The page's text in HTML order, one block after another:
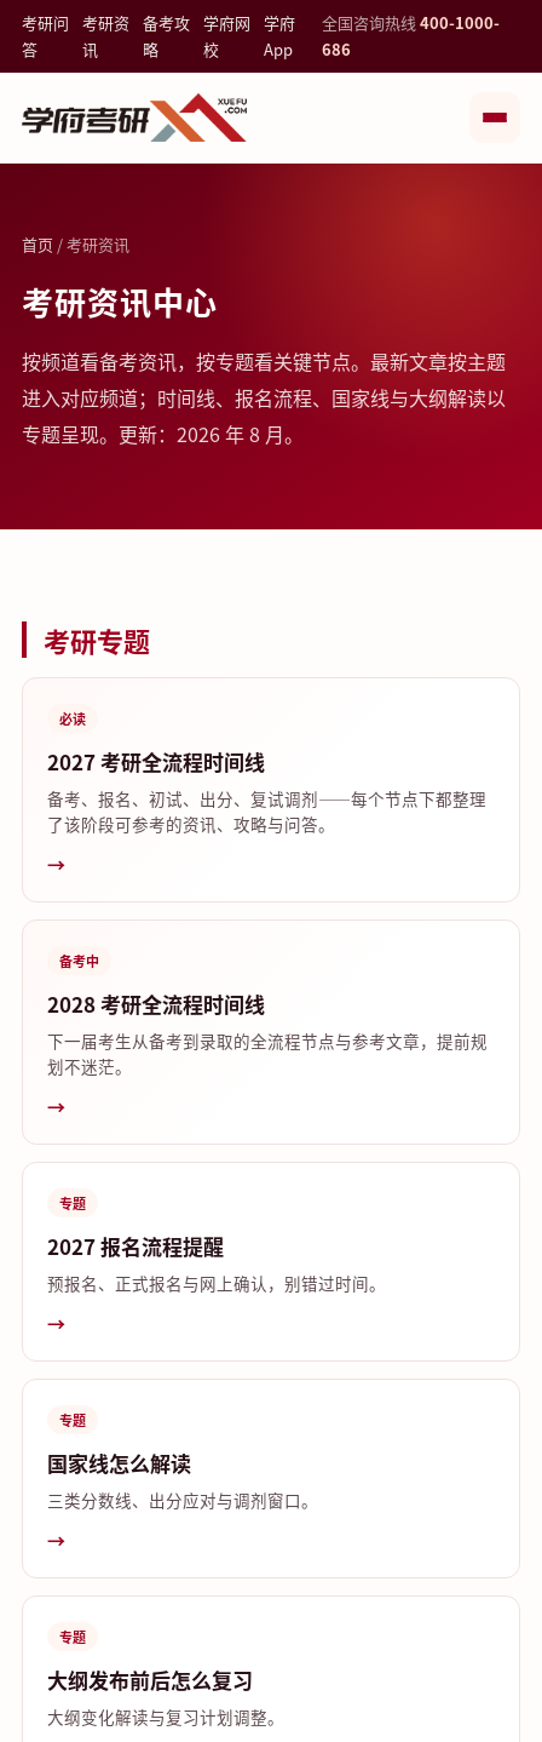
考研问
答
考研资
讯
备考攻
略
学府网
校
学府
App
全国咨询热线400-1000-
686
首页/ 考研资讯
考研资讯中心
按频道看备考资讯，按专题看关键节点。最新文章按主题
进入对应频道；时间线、报名流程、国家线与大纲解读以
专题呈现。更新：2026 年 8 月。
考研专题
必读
2027 考研全流程时间线
备考、报名、初试、出分、复试调剂——每个节点下都整理
了该阶段可参考的资讯、攻略与问答。
→
备考中
2028 考研全流程时间线
下一届考生从备考到录取的全流程节点与参考文章，提前规
划不迷茫。
→
专题
2027 报名流程提醒
预报名、正式报名与网上确认，别错过时间。
→
专题
国家线怎么解读
三类分数线、出分应对与调剂窗口。
→
专题
大纲发布前后怎么复习
大纲变化解读与复习计划调整。